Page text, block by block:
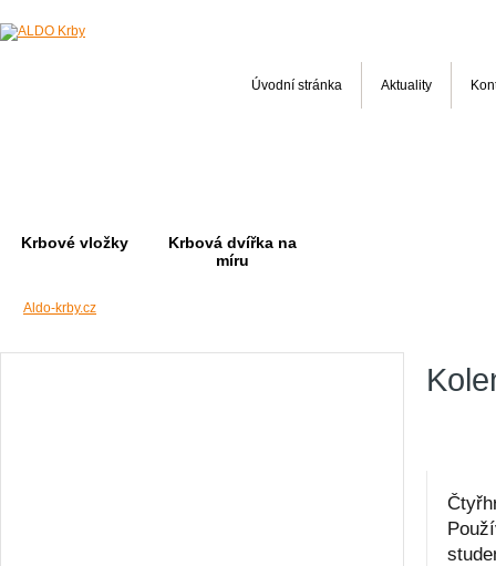
Aldo-krby.cz
Úvodní stránka Aktuality
Krbové vložky
Krbová dvířka na
míru